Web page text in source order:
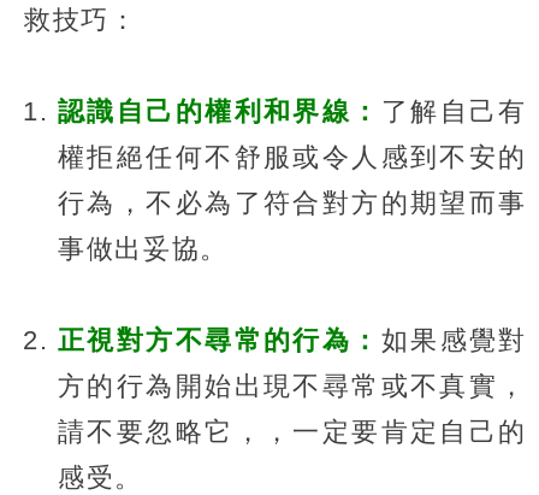
救技巧：
認識自己的權利和界線： 了解自己有
權拒絕任何不舒服或令人感到不安的
行為，不必為了符合對方的期望而事
事做出妥協。
正視對方不尋常的行為： 如果感覺對
方的行為開始出現不尋常或不真實，
請不要忽略它，，一定要肯定自己的
感受。